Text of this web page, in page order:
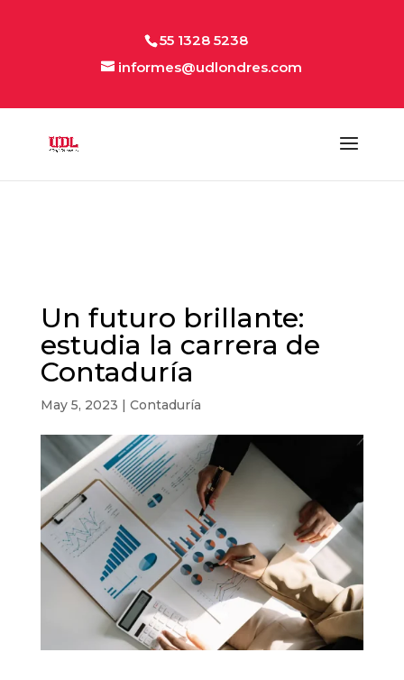
55 1328 5238
informes@udlondres.com
Un futuro brillante:
estudia la carrera de
Contaduría
May 5, 2023 | Contaduría